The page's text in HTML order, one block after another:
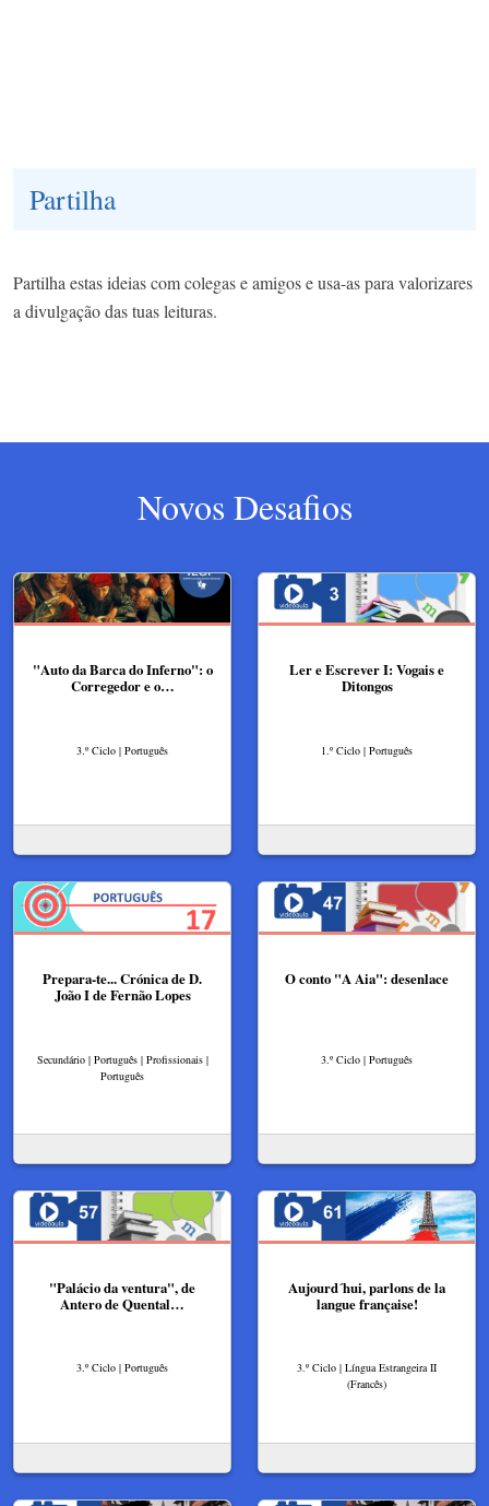
Partilha
Partilha estas ideias com colegas e amigos e usa-as para valorizares
a divulgação das tuas leituras.
Novos Desafios
"Auto da Barca do Inferno": o
Corregedor e o…
3.º Ciclo | Português
Ler e Escrever I: Vogais e
Ditongos
1.º Ciclo | Português
Prepara-te... Crónica de D.
João I de Fernão Lopes
Secundário | Português | Profissionais |
Português
O conto "A Aia": desenlace
3.º Ciclo | Português
"Palácio da ventura", de
Antero de Quental…
3.º Ciclo | Português
​Aujourd´hui, parlons de la
langue française!
3.º Ciclo | Língua Estrangeira II
(Francês)